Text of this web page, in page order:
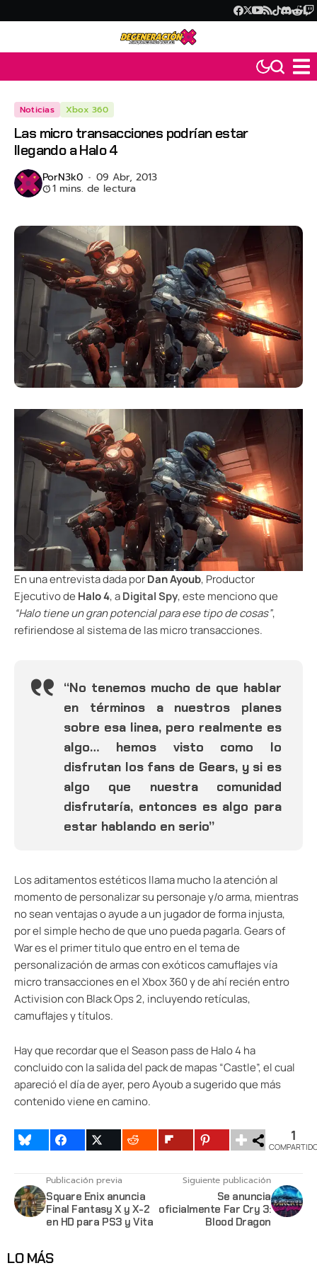
Noticias Xbox 360
Las micro transacciones podrían estar
llegando a Halo 4
PorN3k0 09 Abr, 2013
1 mins. de lectura
En una entrevista dada porDan Ayoub, Productor
Ejecutivo de Halo 4, aDigital Spy, este menciono que
“Halo tiene un gran potencial para ese tipo de cosas”,
refiriendose al sistema de las micro transacciones.
“No tenemos mucho de que hablar
en términos a nuestros planes
sobre esa linea, pero realmente es
algo… hemos visto como lo
disfrutan los fans de Gears, y si es
algo que nuestra comunidad
disfrutaría, entonces es algo para
estar hablando en serio”
Los aditamentos estéticos llama mucho la atención al
momento de personalizar su personaje y/o arma, mientras
no sean ventajas o ayude a un jugador de forma injusta,
por el simple hecho de que uno pueda pagarla. Gears of
War es el primer titulo que entro en el tema de
personalización de armas con exóticos camuflajes vía
micro transacciones en el Xbox 360 y de ahí recién entro
Activision con Black Ops 2, incluyendo retículas,
camuflajes y títulos.
Hay que recordar que el Season pass de Halo 4 ha
concluido con la salida del pack de mapas “Castle”, el cual
apareció el día de ayer, pero Ayoub a sugerido que más
contenido viene en camino.
1
Publicación previa
Square Enix anuncia
Final Fantasy X y X-2
en HD para PS3 y Vita
Siguiente publicación
Se anuncia
oficialmente Far Cry 3:
Blood Dragon
LO MÁS